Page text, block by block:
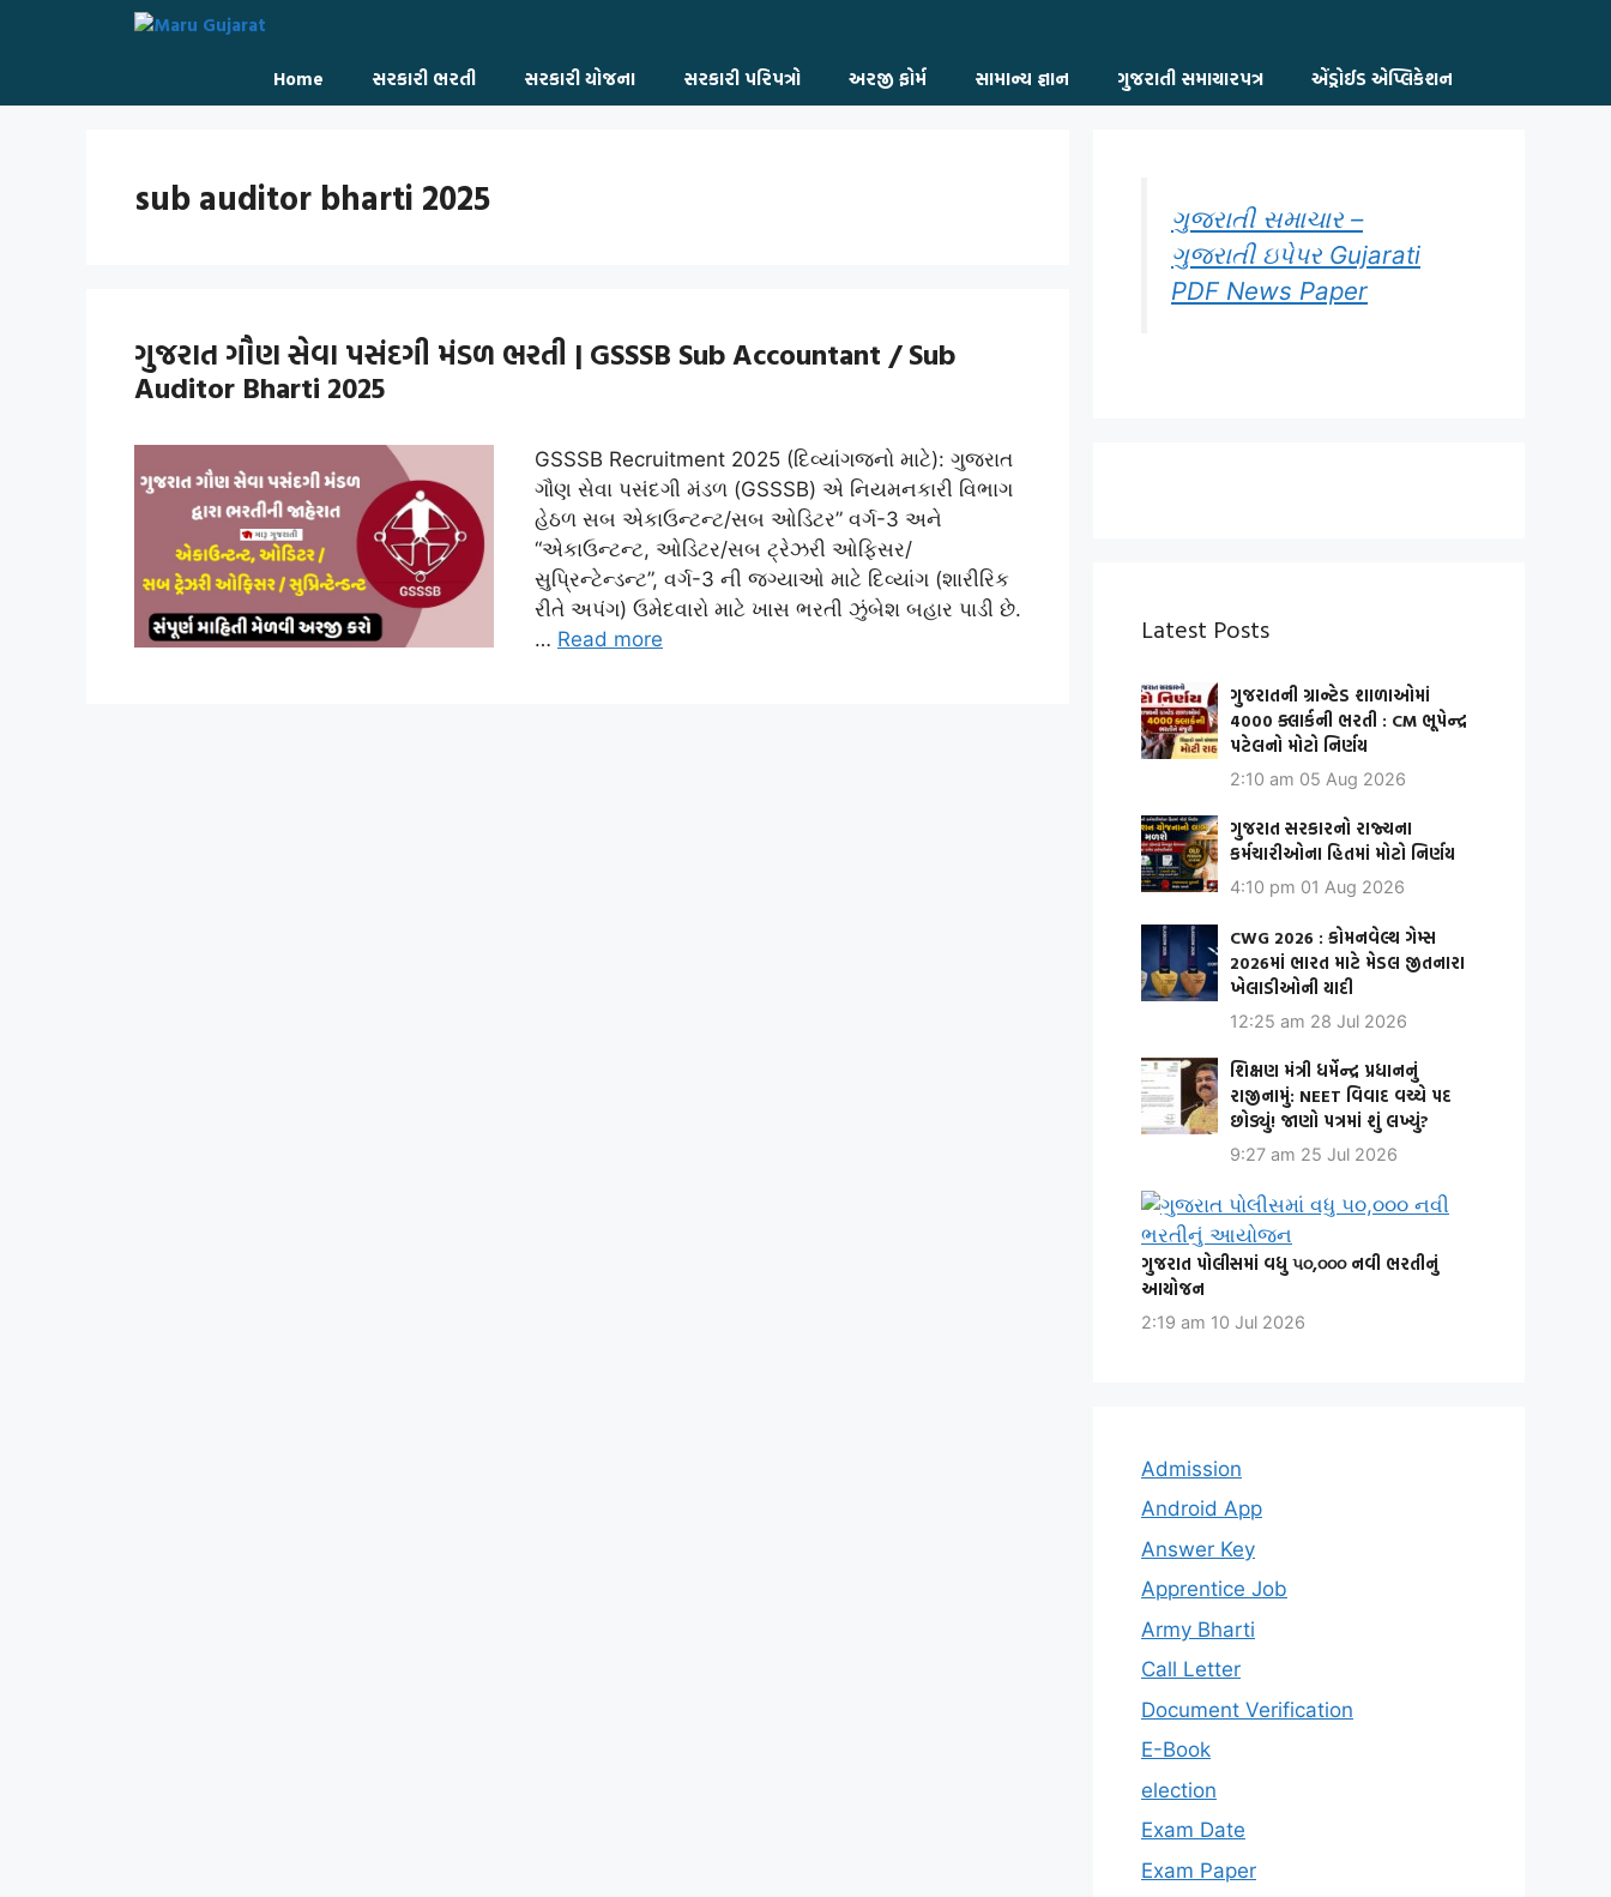
Home સરકારી ભરતી સરકારી યોજના સરકારી પરિપત્રો અરજી ફોર્મ સામાન્ય જ્ઞાન ગુજરાતી સમાચારપત્ર એંડ્રોઈડ એપ્લિકેશન
sub auditor bharti 2025
ગુજરાત ગૌણ સેવા પસંદગી મંડળ ભરતી | GSSSB Sub Accountant / Sub
Auditor Bharti 2025
GSSSB Recruitment 2025 (દિવ્યાંગજનો માટે): ગુજરાત
ગૌણ સેવા પસંદગી મંડળ (GSSSB) એ નિયમનકારી વિભાગ
હેઠળ સબ એકાઉન્ટન્ટ/સબ ઓડિટર” વર્ગ-3 અને
“એકાઉન્ટન્ટ, ઓડિટર/સબ ટ્રેઝરી ઓફિસર/
સુપ્રિન્ટેન્ડન્ટ”, વર્ગ-3 ની જગ્યાઓ માટે દિવ્યાંગ (શારીરિક
રીતે અપંગ) ઉમેદવારો માટે ખાસ ભરતી ઝુંબેશ બહાર પાડી છે.
… Read more
ગુજરાતી સમાચાર –
ગુજરાતી ઇપેપર Gujarati
PDF News Paper
Latest Posts
ગુજરાતની ગ્રાન્ટેડ શાળાઓમાં
4000 ક્લાર્કની ભરતી : CM ભૂપેન્દ્ર
પટેલનો મોટો નિર્ણય
2:10 am 05 Aug 2026
ગુજરાત સરકારનો રાજ્યના
કર્મચારીઓના હિતમાં મોટો નિર્ણય
4:10 pm 01 Aug 2026
CWG 2026 : કોમનવેલ્થ ગેમ્સ
2026માં ભારત માટે મેડલ જીતનારા
ખેલાડીઓની યાદી
12:25 am 28 Jul 2026
શિક્ષણ મંત્રી ધર્મેન્દ્ર પ્રધાનનું
રાજીનામું: NEET વિવાદ વચ્ચે પદ
છોડ્યું! જાણો પત્રમાં શું લખ્યું?
9:27 am 25 Jul 2026
ગુજરાત પોલીસમાં વધુ ૫૦,૦૦૦ નવી ભરતીનું
આયોજન
2:19 am 10 Jul 2026
Admission
Android App
Answer Key
Apprentice Job
Army Bharti
Call Letter
Document Verification
E-Book
election
Exam Date
Exam Paper